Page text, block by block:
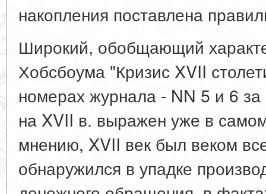
накопления поставлена
Широкий, обобщающий
Хобсбоума "Кризис XVII
номерах журнала - NN 5 и 6 за
на XVII в. выражен уже в
мнению, XVII век был веком
обнаружился в упадке